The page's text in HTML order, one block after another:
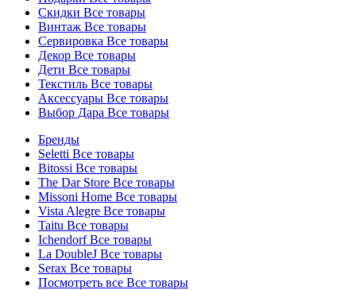
Скидки Все товары
Винтаж Все товары
Сервировка Все товары
Декор Все товары
Дети Все товары
Текстиль Все товары
Аксессуары Все товары
Выбор Дара Все товары
Бренды
Seletti Все товары
Bitossi Все товары
The Dar Store Все товары
Missoni Home Все товары
Vista Alegre Все товары
Taitu Все товары
IchendorfВсе товары
La DoubleJ Все товары
Serax Все товары
Посмотреть все Все товары